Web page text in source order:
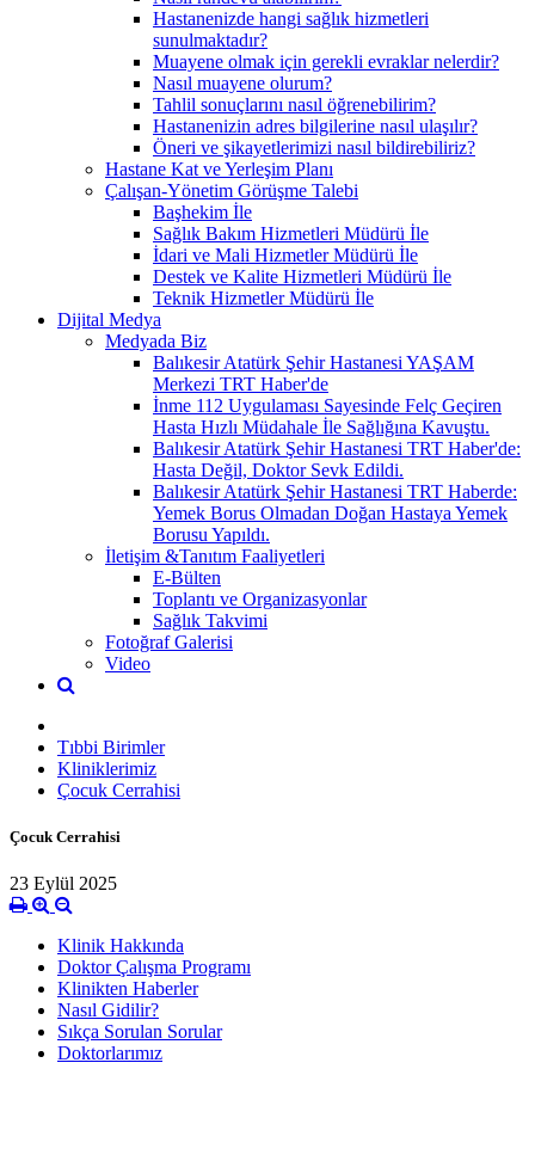
Hastanenizde hangi sağlık hizmetleri
sunulmaktadır?
Muayene olmak için gerekli evraklar nelerdir?
Nasıl muayene olurum?
Tahlil sonuçlarını nasıl öğrenebilirim?
Hastanenizin adres bilgilerine nasıl ulaşılır?
Öneri ve şikayetlerimizi nasıl bildirebiliriz?
Hastane Kat ve Yerleşim Planı
Çalışan-Yönetim Görüşme Talebi
Başhekim İle
Sağlık Bakım Hizmetleri Müdürü İle
İdari ve Mali Hizmetler Müdürü İle
Destek ve Kalite Hizmetleri Müdürü İle
Teknik Hizmetler Müdürü İle
Dijital Medya
Medyada Biz
Balıkesir Atatürk Şehir Hastanesi YAŞAM
Merkezi TRT Haber'de
İnme 112 Uygulaması Sayesinde Felç Geçiren
Hasta Hızlı Müdahale İle Sağlığına Kavuştu.
Balıkesir Atatürk Şehir Hastanesi TRT Haber'de:
Hasta Değil, Doktor Sevk Edildi.
Balıkesir Atatürk Şehir Hastanesi TRT Haberde:
Yemek Borus Olmadan Doğan Hastaya Yemek
Borusu Yapıldı.
İletişim &Tanıtım Faaliyetleri
E-Bülten
Toplantı ve Organizasyonlar
Sağlık Takvimi
Fotoğraf Galerisi
Video
Tıbbi Birimler
Kliniklerimiz
Çocuk Cerrahisi
Çocuk Cerrahisi
23 Eylül 2025
Klinik Hakkında
Doktor Çalışma Programı
Klinikten Haberler
Nasıl Gidilir?
Sıkça Sorulan Sorular
Doktorlarımız